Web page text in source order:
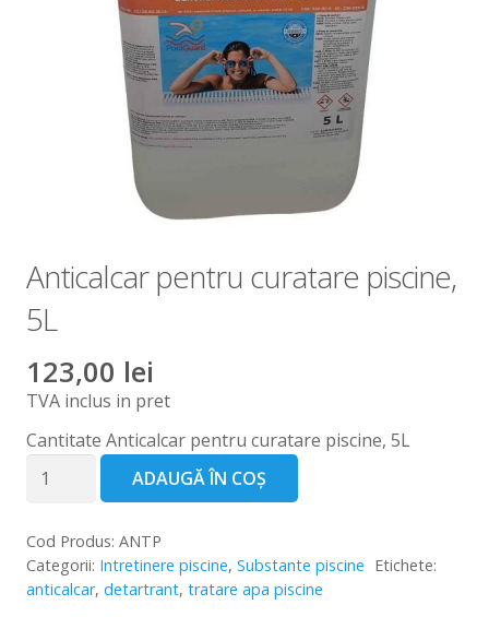
Anticalcar pentru curatare piscine,
5L
123,00 lei
TVA inclus in pret
Cantitate Anticalcar pentru curatare piscine, 5L
ADAUGĂ ÎN COȘ
Cod Produs: ANTP
Categorii: Intretinere piscine, Substante piscine Etichete:
anticalcar, detartrant, tratare apa piscine